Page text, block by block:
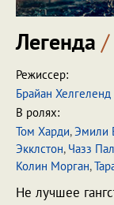
Легенда /
Режиссер:
Брайан Хелгеленд
В ролях:
Том Харди,Эмили
Экклстон, Чазз
Колин Морган,
Не лучшее